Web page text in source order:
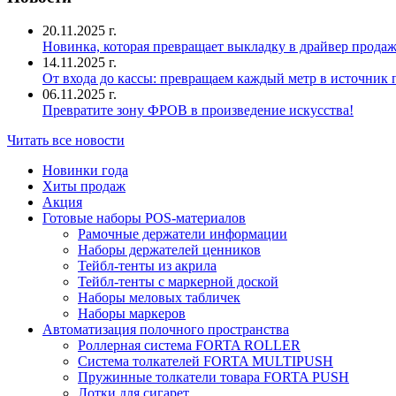
20.11.2025 г.
Новинка, которая превращает выкладку в драйвер
14.11.2025 г.
От входа до кассы: превращаем каждый метр в источник
06.11.2025 г.
Превратите зону ФРОВ в произведение искусства!
Читать все новости
Новинки года
Хиты продаж
Акция
Готовые наборы POS-материалов
Рамочные держатели информации
Наборы держателей ценников
Тейбл-тенты из акрила
Тейбл-тенты с маркерной доской
Наборы меловых табличек
Наборы маркеров
Автоматизация полочного пространства
Роллерная система FORTA ROLLER
Система толкателей FORTA MULTIPUSH
Пружинные толкатели товара FORTA PUSH